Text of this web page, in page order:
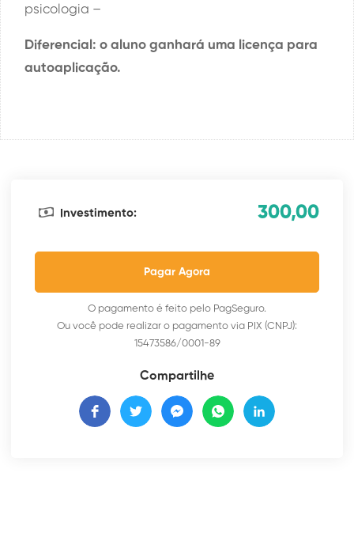
psicologia –
Diferencial: o aluno ganhará uma licença para
autoaplicação.
Investimento: 300,00
Pagar Agora
O pagamento é feito pelo PagSeguro.
Ou você pode realizar o pagamento via PIX (CNPJ):
15473586/0001-89
Compartilhe